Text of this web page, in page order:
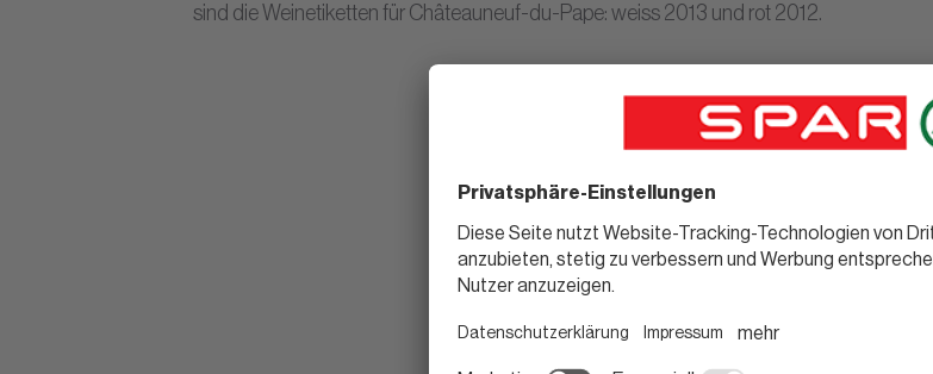
sind die Weinetiketten für Châteauneuf-du-Pape: weiss 2013 und rot 2012.
weitere Weine